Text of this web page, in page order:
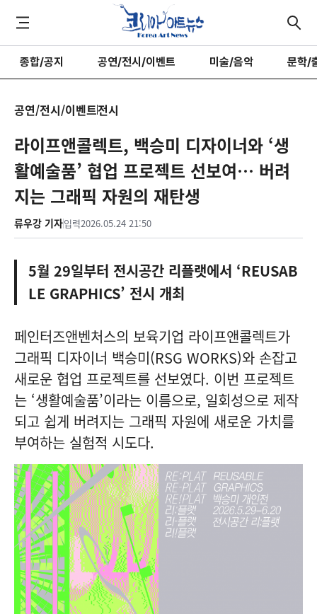
종합/공지 공연/전시/이벤트 미술/음악 문학/
공연/전시/이벤트전시
라이프앤콜렉트, 백승미 디자이너와 ‘생
활예술품’ 협업 프로젝트 선보여… 버려
지는 그래픽 자원의 재탄생
류우강 기자입력2026.05.24 21:50
5월 29일부터 전시공간 리플랫에서 ‘REUSAB
LE GRAPHICS’ 전시 개최
페인터즈앤벤처스의 보육기업 라이프앤콜렉트가
그래픽 디자이너 백승미(RSG WORKS)와 손잡고
새로운 협업 프로젝트를 선보였다. 이번 프로젝트
는 ‘생활예술품’이라는 이름으로, 일회성으로 제작
되고 쉽게 버려지는 그래픽 자원에 새로운 가치를
부여하는 실험적 시도다.